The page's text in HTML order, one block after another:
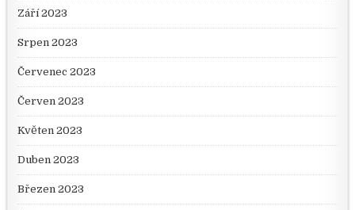
Září 2023
Srpen 2023
Červenec 2023
Červen 2023
Květen 2023
Duben 2023
Březen 2023